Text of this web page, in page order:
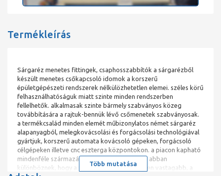
Termékleírás
Sárgaréz menetes fittingek, csaphosszabbítók a sárgarézből
készült menetes csőkapcsoló idomok a korszerű
épületgépészeti rendszerek nélkülözhetetlen elemei. széles körű
felhasználhatóságuk miatt szinte minden rendszerben
fellelhetők. alkalmasak szinte bármely szabványos közeg
továbbítására a rajtuk-bennük lévő csőmenetek szabványosak.
a termékcsalád minden elemét műbizonylatos német sárgaréz
alapanyagból, melegkovácsolási és forgácsolási technológiával
gyártjuk, korszerű automata kovácsoló gépeken, forgácsoló
célgépeken illetve cnc eszterga központokon. a piacon kapható
mindenféle származású termékektől a mieink abban
különböznek, hogy a falvastagságuk jelentősen vastagabb, a
Több mutatása